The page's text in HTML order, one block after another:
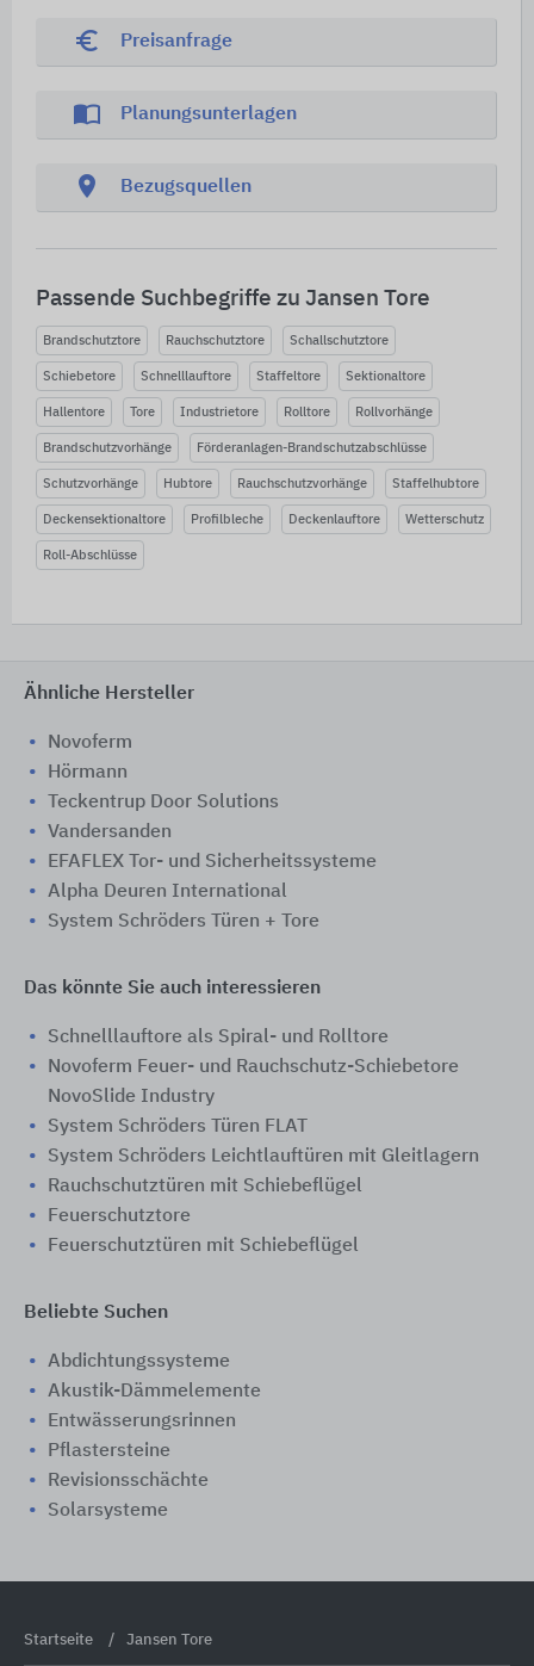
euro_symbol Preisanfrage
import_contacts Planungsunterlagen
location_on Bezugsquellen
Passende Suchbegriffe zu Jansen Tore
Brandschutztore Rauchschutztore Schallschutztore
Schiebetore Schnelllauftore Staffeltore Sektionaltore
Hallentore Tore Industrietore Rolltore Rollvorhänge
Brandschutzvorhänge Förderanlagen-Brandschutzabschlüsse
Schutzvorhänge Hubtore Rauchschutzvorhänge Staffelhubtore
Deckensektionaltore Profilbleche Deckenlauftore Wetterschutz
Roll-Abschlüsse
Ähnliche Hersteller
Novoferm
Hörmann
Teckentrup Door Solutions
Vandersanden
EFAFLEX Tor- und Sicherheitssysteme
Alpha Deuren International
System Schröders Türen + Tore
Das könnte Sie auch interessieren
Schnelllauftore als Spiral- und Rolltore
Novoferm Feuer- und Rauchschutz-Schiebetore
NovoSlide Industry
System Schröders Türen FLAT
System Schröders Leichtlauftüren mit Gleitlagern
Rauchschutztüren mit Schiebeflügel
Feuerschutztore
Feuerschutztüren mit Schiebeflügel
Beliebte Suchen
Abdichtungssysteme
Akustik-Dämmelemente
Entwässerungsrinnen
Pflastersteine
Revisionsschächte
Solarsysteme
Startseite Jansen Tore